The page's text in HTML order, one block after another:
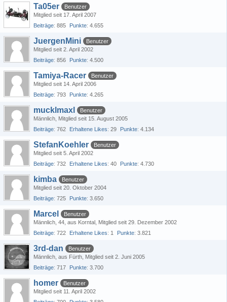
Ta05er
Benutzer
Mitglied seit 17. April 2007
Beiträge 885 Punkte 4.655
JuergenMini
Benutzer
Mitglied seit 2. April 2002
Beiträge 856 Punkte 4.500
Tamiya-Racer
Benutzer
Mitglied seit 14. April 2006
Beiträge 793 Punkte 4.265
mucklmaxl
Benutzer
Männlich Mitglied seit 15. August 2005
Beiträge 762 Erhaltene Likes 29 Punkte 4.134
StefanKoehler
Benutzer
Mitglied seit 5. April 2002
Beiträge 732 Erhaltene Likes 40 Punkte 4.730
kimba
Benutzer
Mitglied seit 20. Oktober 2004
Beiträge 725 Punkte 3.650
Marcel
Benutzer
Männlich 44 aus Korntal Mitglied seit 29. Dezember 2002
Beiträge 722 Erhaltene Likes 1 Punkte 3.821
3rd-dan
Benutzer
Männlich aus Fürth Mitglied seit 2. Juni 2005
Beiträge 717 Punkte 3.700
homer
Benutzer
Mitglied seit 11. April 2002